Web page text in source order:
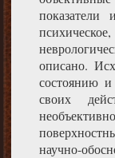
описано.
состоянию и
своих
научно-